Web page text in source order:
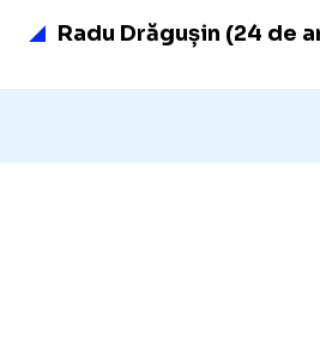
Radu Drăgușin (24 de